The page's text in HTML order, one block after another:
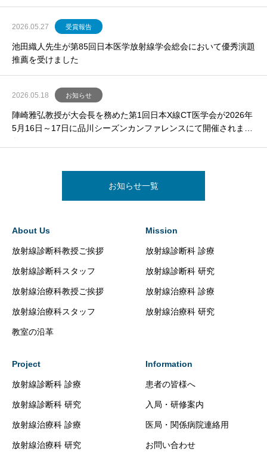
2026.05.27 受賞報告
池田織人先生が第85回日本医学放射線学会総会において優秀演題
推薦を受けました
2026.05.18 お知らせ
陣崎雅弘教授が大会長を務めた第1回日本X線CT医学会が2026年
5月16日～17日に品川シーズンカンファレンスにて開催されまし
た。
お知らせ一覧
About Us
放射線診断科教授ご挨拶
放射線診断科スタッフ
放射線治療科教授ご挨拶
放射線治療科スタッフ
教室の沿革
Mission
放射線診断科 診療
放射線診断科 研究
放射線治療科 診療
放射線治療科 研究
Project
放射線診断科 診療
放射線診断科 研究
放射線治療科 診療
放射線治療科 研究
Information
患者の皆様へ
入局・研修案内
医局・関係病院連絡用
お問い合わせ